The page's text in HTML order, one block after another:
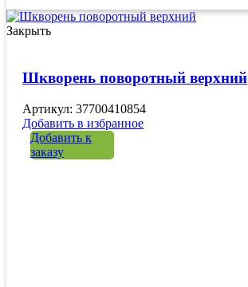
Закрыть
Шкворень поворотный верхний
Артикул: 37700410854
Добавить в избранное
Добавить к
заказу